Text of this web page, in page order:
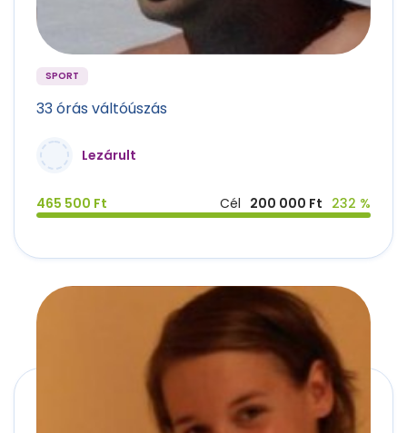
SPORT
33 órás váltóúszás
Lezárult
465 500 Ft Cél 200 000 Ft 232 %